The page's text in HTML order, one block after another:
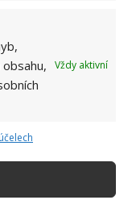
Vždy aktivní